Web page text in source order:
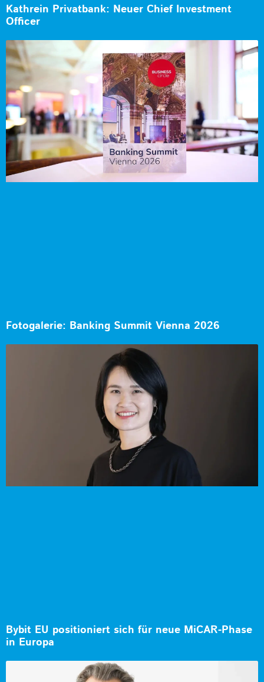
Kathrein Privatbank: Neuer Chief Investment
Officer
Fotogalerie: Banking Summit Vienna 2026
Bybit EU positioniert sich für neue MiCAR-Phase
in Europa